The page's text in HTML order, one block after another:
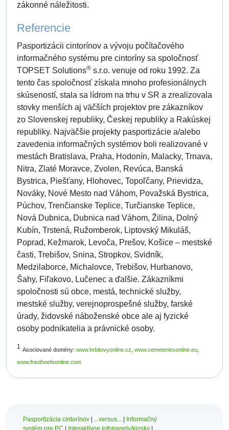
zákonné náležitosti.
Referencie
Pasportizácii cintorínov a vývoju počítačového
informačného systému pre cintoríny sa spoločnosť
TOPSET Solutions® s.r.o. venuje od roku 1992. Za
tento čas spoločnosť získala mnoho profesionálnych
skúseností, stala sa lídrom na trhu v SR a zrealizovala
stovky menších aj väčších projektov pre zákazníkov
zo Slovenskej republiky, Českej republiky a Rakúskej
republiky. Najväčšie projekty pasportizácie a/alebo
zavedenia informačných systémov boli realizované v
mestách Bratislava, Praha, Hodonín, Malacky, Trnava,
Nitra, Zlaté Moravce, Zvolen, Revúca, Banská
Bystrica, Piešťany, Hlohovec, Topoľčany, Prievidza,
Nováky, Nové Mesto nad Váhom, Považská Bystrica,
Púchov, Trenčianske Teplice, Turčianske Teplice,
Nová Dubnica, Dubnica nad Váhom, Žilina, Dolný
Kubín, Trstená, Ružomberok, Liptovský Mikuláš,
Poprad, Kežmarok, Levoča, Prešov, Košice – mestské
časti, Trebišov, Snina, Stropkov, Svidník,
Medzilaborce, Michalovce, Trebišov, Hurbanovo,
Šahy, Fiľakovo, Lučenec a ďalšie. Zákazníkmi
spoločnosti sú obce, mestá, technické služby,
mestské služby, verejnoprospešné služby, farské
úrady, židovské náboženské obce ale aj fyzické
osoby podnikatelia a právnické osoby.
1 Asociované domény: www.hrbitovyonline.cz www.cemeteriesonline.eu
www.friedhoefeonline.com
Pasportizácia cintorínov ...versus...
Informačný
systém pre PC
Interaktívne infopanely/kiosky